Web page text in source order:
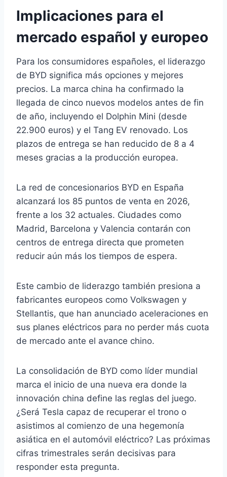
Implicaciones para el
mercado español y europeo
Para los consumidores españoles, el liderazgo
de BYD significa más opciones y mejores
precios. La marca china ha confirmado la
llegada de cinco nuevos modelos antes de fin
de año, incluyendo el Dolphin Mini (desde
22.900 euros) y el Tang EV renovado. Los
plazos de entrega se han reducido de 8 a 4
meses gracias a la producción europea.
La red de concesionarios BYD en España
alcanzará los 85 puntos de venta en 2026,
frente a los 32 actuales. Ciudades como
Madrid, Barcelona y Valencia contarán con
centros de entrega directa que prometen
reducir aún más los tiempos de espera.
Este cambio de liderazgo también presiona a
fabricantes europeos como Volkswagen y
Stellantis, que han anunciado aceleraciones en
sus planes eléctricos para no perder más cuota
de mercado ante el avance chino.
La consolidación de BYD como líder mundial
marca el inicio de una nueva era donde la
innovación china define las reglas del juego.
¿Será Tesla capaz de recuperar el trono o
asistimos al comienzo de una hegemonía
asiática en el automóvil eléctrico? Las próximas
cifras trimestrales serán decisivas para
responder esta pregunta.